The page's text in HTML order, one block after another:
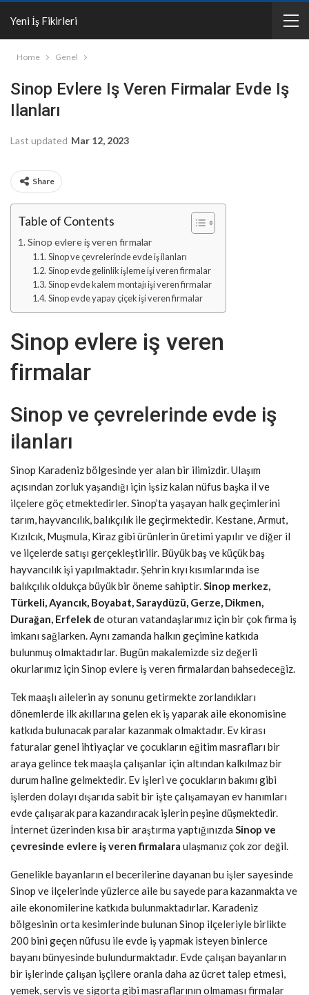
Yeni İş Fikirleri
Home Genel
Sinop Evlere Iş Veren Firmalar Evde Iş
Ilanları
Last updated Mar 12, 2023
Share
Table of Contents
Sinop evlere iş veren firmalar
Sinop ve çevrelerinde evde iş ilanları
Sinop evde gelinlik işleme işi veren firmalar
Sinop evde kalem montajı işi veren firmalar
Sinop evde yapay çiçek işi veren firmalar
Sinop evlere iş veren
firmalar
Sinop ve çevrelerinde evde iş
ilanları
Sinop Karadeniz bölgesinde yer alan bir ilimizdir. Ulaşım
açısından zorluk yaşandığı için işsiz kalan nüfus başka il ve
ilçelere göç etmektedirler. Sinop’ta yaşayan halk geçimlerini
tarım, hayvancılık, balıkçılık ile geçirmektedir. Kestane, Armut,
Kızılcık, Muşmula, Kiraz gibi ürünlerin üretimi yapılır ve diğer il
ve ilçelerde satışı gerçekleştirilir. Büyük baş ve küçük baş
hayvancılık işi yapılmaktadır. Şehrin kıyı kısımlarında ise
balıkçılık oldukça büyük bir öneme sahiptir.Sinop merkez,
Türkeli, Ayancık, Boyabat, Saraydüzü, Gerze, Dikmen,
Durağan, Erfelek de oturan vatandaşlarımız için bir çok firma iş
imkanı sağlarken. Aynı zamanda halkın geçimine katkıda
bulunmuş olmaktadırlar. Bugün makalemizde siz değerli
okurlarımız için Sinop evlere iş veren firmalardan bahsedeceğiz.
Tek maaşlı ailelerin ay sonunu getirmekte zorlandıkları
dönemlerde ilk akıllarına gelen ek iş yaparak aile ekonomisine
katkıda bulunacak paralar kazanmak olmaktadır. Ev kirası
faturalar genel ihtiyaçlar ve çocukların eğitim masrafları bir
araya gelince tek maaşla çalışanlar için altından kalkılmaz bir
durum haline gelmektedir. Ev işleri ve çocukların bakımı gibi
işlerden dolayı dışarıda sabit bir işte çalışamayan ev hanımları
evde çalışarak para kazandıracak işlerin peşine düşmektedir.
İnternet üzerinden kısa bir araştırma yaptığınızda Sinop ve
çevresinde evlere iş veren firmalara ulaşmanız çok zor değil.
Genelikle bayanların el becerilerine dayanan bu işler sayesinde
Sinop ve ilçelerinde yüzlerce aile bu sayede para kazanmakta ve
aile ekonomilerine katkıda bulunmaktadırlar. Karadeniz
bölgesinin orta kesimlerinde bulunan Sinop ilçeleriyle birlikte
200 bini geçen nüfusu ile evde iş yapmak isteyen binlerce
bayanı bünyesinde bulundurmaktadır. Evde çalışan bayanların
bir işlerinde çalışan işçilere oranla daha az ücret talep etmesi,
yemek, servis ve sigorta gibi masraflarının olmaması firmalar